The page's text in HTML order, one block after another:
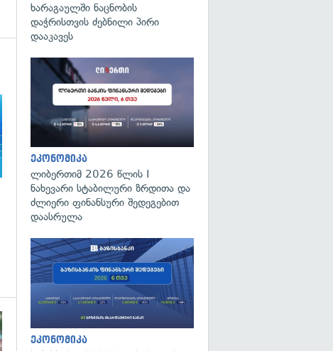
გადახედვა
ხარაგაულში ნაცნობის
დაჭრისთვის ძებნილი პირი
დააკავეს
ეკონომიკა
ლიბერთიმ 2026 წლის I
ნახევარი სტაბილური ზრდითა და
ძლიერი ფინანსური შედეგებით
დაასრულა
ეკონომიკა